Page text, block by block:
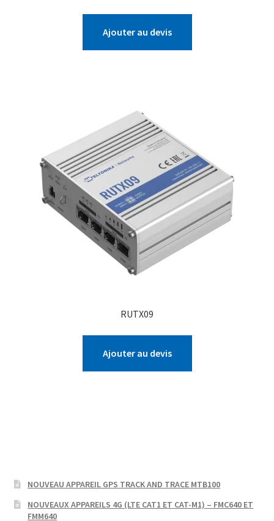
Ajouter au devis
RUTX09
Ajouter au devis
NOUVEAU APPAREIL GPS TRACK AND TRACE MTB100
NOUVEAUX APPAREILS 4G (LTE CAT1 ET CAT-M1) – FMC640 ET
FMM640